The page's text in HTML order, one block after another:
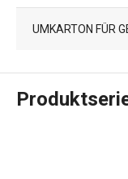
UMKARTON FÜR